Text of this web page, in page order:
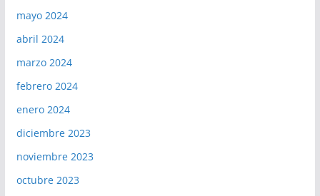
mayo 2024
abril 2024
marzo 2024
febrero 2024
enero 2024
diciembre 2023
noviembre 2023
octubre 2023